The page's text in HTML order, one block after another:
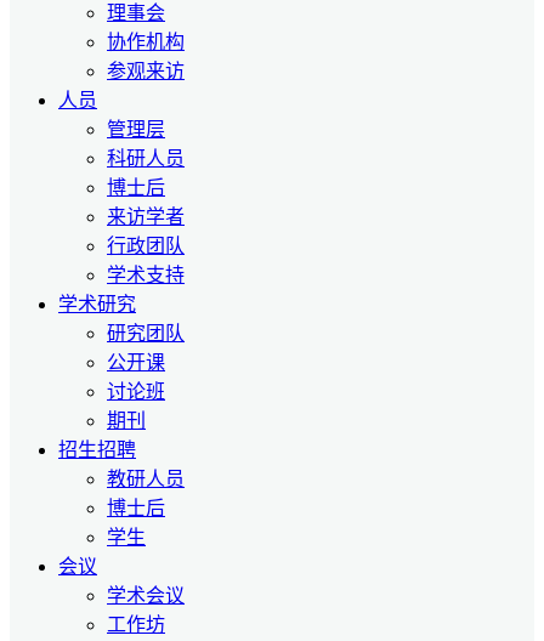
理事会
协作机构
参观来访
人员
管理层
科研人员
博士后
来访学者
行政团队
学术支持
学术研究
研究团队
公开课
讨论班
期刊
招生招聘
教研人员
博士后
学生
会议
学术会议
工作坊